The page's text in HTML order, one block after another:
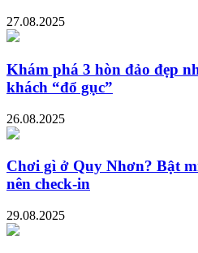
27.08.2025
Khám phá 3 hòn đảo đẹp
khách “đổ gục”
26.08.2025
Chơi gì ở Quy Nhơn? Bật
nên check-in
29.08.2025